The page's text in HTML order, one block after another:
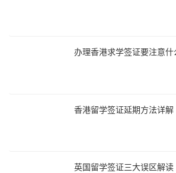
办理香港求学签证要注意什
香港留学签证延期方法详解
英国留学签证三大误区解读